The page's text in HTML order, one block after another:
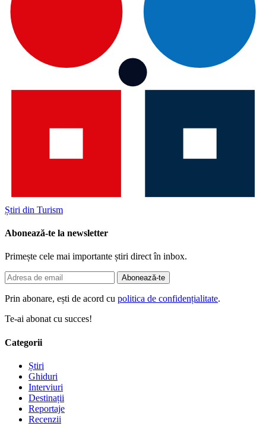
Știri din Turism
Abonează-te la newsletter
Primește cele mai importante știri direct în inbox.
Abonează-te
Prin abonare, ești de acord cu politica de confidențialitate.
Te-ai abonat cu succes!
Categorii
Știri
Ghiduri
Interviuri
Destinații
Reportaje
Recenzii